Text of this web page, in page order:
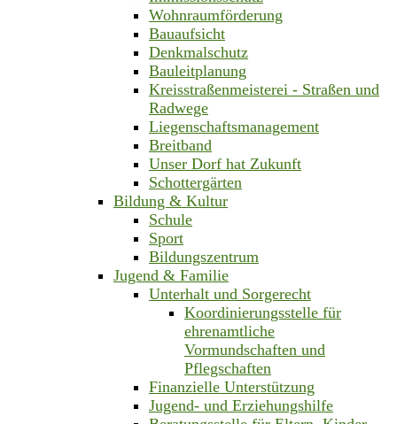
Wohnraumförderung
Bauaufsicht
Denkmalschutz
Bauleitplanung
Kreisstraßenmeisterei - Straßen und
Radwege
Liegenschaftsmanagement
Breitband
Unser Dorf hat Zukunft
Schottergärten
Bildung & Kultur
Schule
Sport
Bildungszentrum
Jugend & Familie
Unterhalt und Sorgerecht
Koordinierungsstelle für
ehrenamtliche
Vormundschaften und
Pflegschaften
Finanzielle Unterstützung
Jugend- und Erziehungshilfe